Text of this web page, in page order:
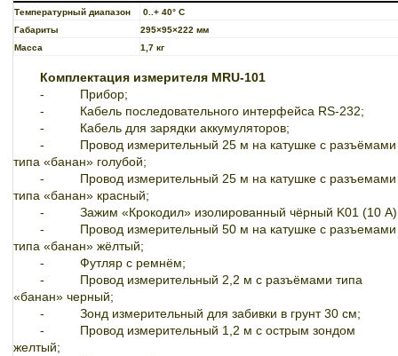
Температурный диапазон
0..+ 40° C
Габариты
295×95×222 мм
Масса
1,7 кг
Комплектация измерителя MRU-101
-
Прибор;
-
Кабель последовательного интерфейса RS-232;
-
Кабель для зарядки аккумуляторов;
-
Провод измерительный 25 м на катушке с разъёмами
типа «банан» голубой;
-
Провод измерительный 25 м на катушке с разъемами
типа «банан» красный;
-
Зажим «Крокодил» изолированный чёрный K01 (10
-
Провод измерительный 50 м на катушке с разъемами
типа «банан» жёлтый;
-
Футляр с ремнём;
-
Провод измерительный 2,2 м с разъёмами типа
«банан» черный;
-
Зонд измерительный для забивки в грунт 30 см;
-
Провод измерительный 1,2 м с острым зондом
желтый;